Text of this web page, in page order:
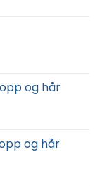
og hår
og hår